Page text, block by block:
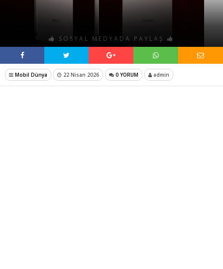
SOSYAL MEDYADA PAYLAŞ
Mobil Dünya 22 Nisan 2026 0 YORUM admin